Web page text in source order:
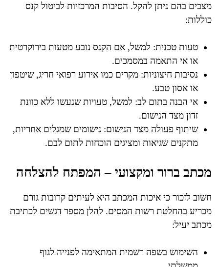
מצבים בהם ניתן להקל. הסיבות המרכזיות לביטול קנס
כוללות:
טעות טכנית: למשל, אם הקנס נובע מטעות בירוקרטית
או אי התאמה במסמכים.
נסיבות חיצוניות: מקרים כמו אירוע רפואי חריג, שיטפון
או אסון טבע.
אי הבנה בתום לב: למשל, טעויות שנעשו ללא כוונת
זדון מצד הנישום.
שיתוף פעולה מצד הנישום: נישומים שמגלים אחריות,
מתקנים שגיאות ומציגים הוכחות לתום לבם.
מכתב ברור ומקצועי – המפתח להצלחה
חשוב לזכור כי איכות המכתב היא לעיתים קרובות גורם
מכריע בהחלטת רשות המסים. להלן מספר דגשים לכתיבת
מכתב יעיל:
השימוש בשפה רשמית המתאימה לפנייה לגוף